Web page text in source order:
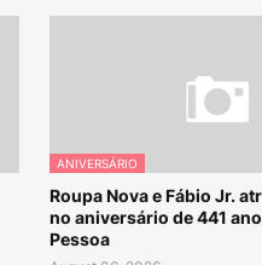
ANIVERSÁRIO
Roupa Nova e Fábio Jr.
no aniversário de 441
Pessoa